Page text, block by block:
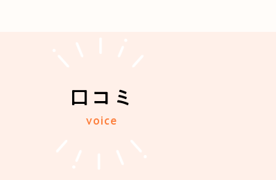
口コミ
voice